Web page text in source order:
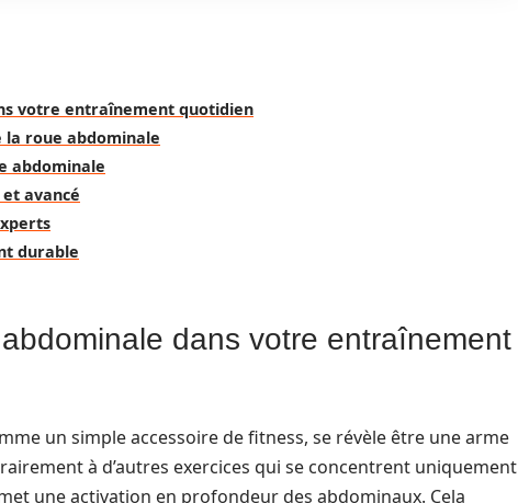
votre entraînement quotidien
la roue abdominale
abdominale
avancé
durable
dans votre entraînement
un simple accessoire de fitness, se révèle être une arme
à d’autres exercices qui se concentrent uniquement
une activation en profondeur des abdominaux. Cela